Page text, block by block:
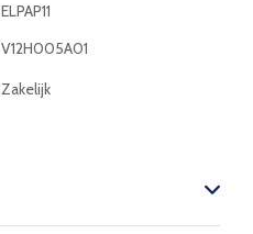
ELPAP11
V12H005A01
Zakelijk